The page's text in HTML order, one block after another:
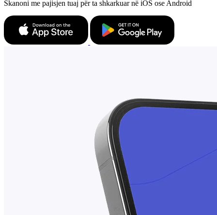
Skanoni me pajisjen tuaj për ta shkarkuar në iOS ose Android